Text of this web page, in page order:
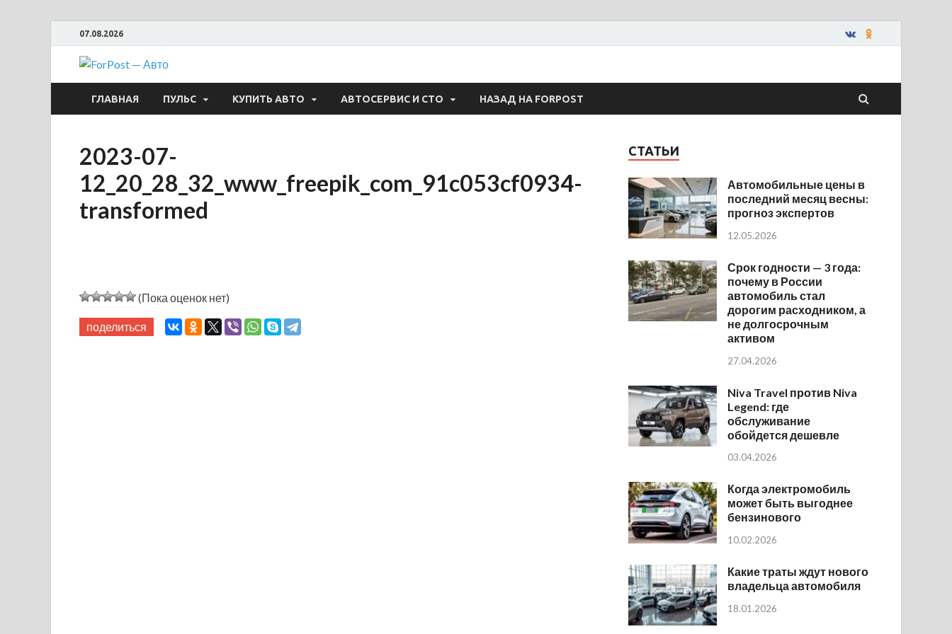
07.08.2026
ForPost — Авто
ГЛАВНАЯ ПУЛЬС КУПИТЬ АВТО АВТОСЕРВИС И СТО НАЗАД НА FORPOST
2023-07-
12_20_28_32_www_freepik_com_91c053cf0934-
transformed
(Пока оценок нет)
поделиться
СТАТЬИ
Автомобильные цены в
последний месяц весны:
прогноз экспертов
12.05.2026
Срок годности — 3 года:
почему в России
автомобиль стал
дорогим расходником, а
не долгосрочным
активом
27.04.2026
Niva Travel против Niva
Legend: где
обслуживание
обойдется дешевле
03.04.2026
Когда электромобиль
может быть выгоднее
бензинового
10.02.2026
Какие траты ждут нового
владельца автомобиля
18.01.2026